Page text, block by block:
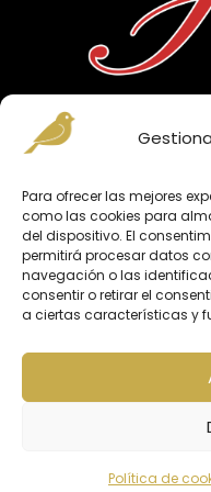
Para ofrecer las mejores
como las cookies para
del dispositivo. El
permitirá procesar datos
navegación o las
consentir o retirar el
a ciertas características y
Política de
MENÚ
INICIO
NUESTRA HISTORIA
CATÁLOGO
CONTACTO
Copyright
Inspiro